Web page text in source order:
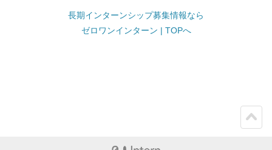
長期インターンシップ募集情報なら
ゼロワンインターン | TOPへ